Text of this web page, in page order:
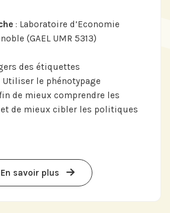
: Laboratoire d’Economie
(GAEL UMR 5313)
des étiquettes
le phénotypage
de mieux comprendre les
de mieux cibler les politiques
En savoir plus